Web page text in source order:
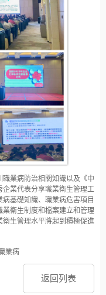
業病防治相關知識以及《中
業代表分享職業衛生管理工
基礎知識、職業病危害項目
衛生制度和檔案建立和管理
生管理水平將起到積極促進
業病
返回列表